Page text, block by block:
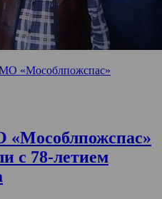
«Мособлпожспас»
с 78-летием